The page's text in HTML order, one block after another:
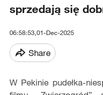
sprzedają się
06:58:53,01-Dec-2025
Share
W Pekinie pudełka-